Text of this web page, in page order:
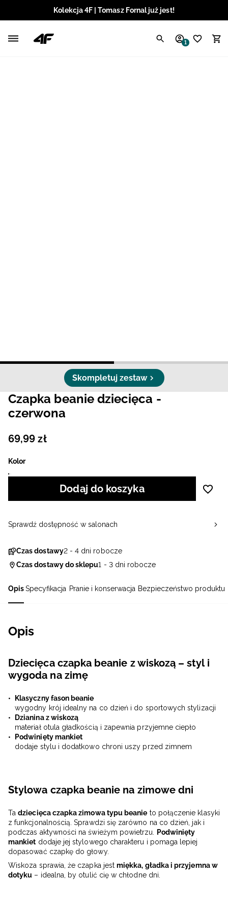
Kolekcja 4F | Tomasz Fornal już jest!
1
Skompletuj zestaw
OpisSpecyfikacja Pranie i konserwacja Bezpieczeństwo produktu
Opis
Dziecięca czapka beanie z wiskozą – styl i
wygoda na zimę
Klasyczny fason beanie
wygodny krój idealny na co dzień i do sportowych stylizacji
Dzianina z wiskozą
materiał otula gładkością i zapewnia przyjemne ciepło
Podwinięty mankiet
dodaje stylu i dodatkowo chroni uszy przed zimnem
Stylowa czapka beanie na zimowe dni
Tadziecięca czapka zimowa typu beanie to połączenie klasyki
z funkcjonalnością. Sprawdzi się zarówno na co dzień, jak i
podczas aktywności na świeżym powietrzu. Podwinięty
mankietdodaje jej stylowego charakteru i pomaga lepiej
dopasować czapkę do głowy.
Wiskoza sprawia, że czapka jestmiękka, gładka i przyjemna w
dotyku – idealna, by otulić cię w chłodne dni.
Czapka beanie dziecięca -
czerwona
69,99 zł
Kolor
Dodaj do koszyka
Czas dostawy2 - 4 dni robocze
Czas dostawy do sklepu1 - 3 dni robocze
Sprawdź dostępność w salonach